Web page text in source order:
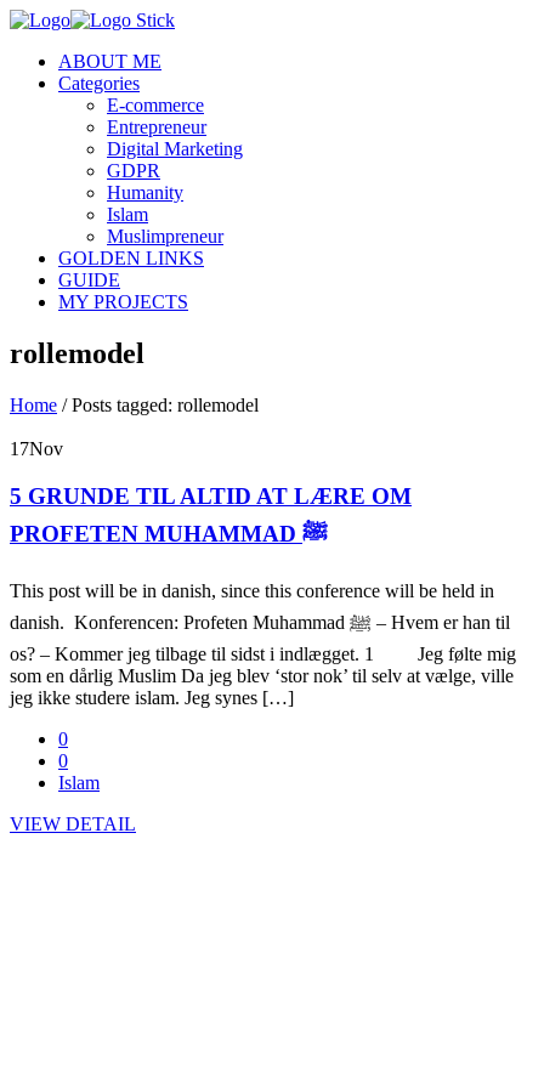
ABOUT ME
Categories
E-commerce
Entrepreneur
Digital Marketing
GDPR
Humanity
Islam
Muslimpreneur
GOLDEN LINKS
GUIDE
MY PROJECTS
rollemodel
Home /Posts tagged: rollemodel
17Nov
5 GRUNDE TIL ALTID AT LÆRE OM
PROFETEN MUHAMMAD ﷺ
This post will be in danish, since this conference will be held in
danish. Konferencen: Profeten Muhammad ﷺ – Hvem er han til
os? – Kommer jeg tilbage til sidst i indlægget. 1 Jeg følte mig
som en dårlig Muslim Da jeg blev ‘stor nok’ til selv at vælge, ville
jeg ikke studere islam. Jeg synes […]
0
0
Islam
VIEW DETAIL